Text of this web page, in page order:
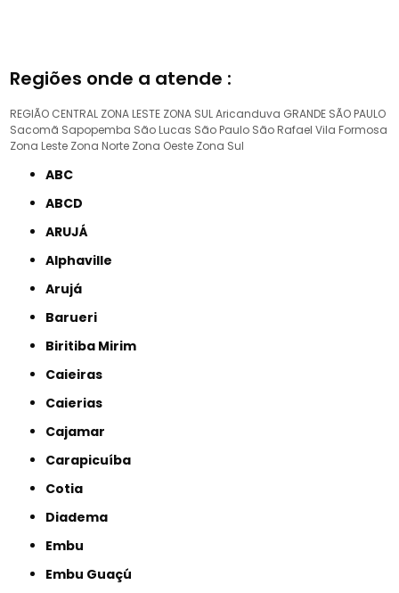
Regiões onde a atende :
REGIÃO CENTRAL ZONA LESTE ZONA SULAricanduva GRANDE SÃO PAULO
Sacomã Sapopemba São Lucas São Paulo São Rafael Vila Formosa
Zona Leste Zona Norte Zona Oeste Zona Sul
ABC
ABCD
ARUJÁ
Alphaville
Arujá
Barueri
Biritiba Mirim
Caieiras
Caierias
Cajamar
Carapicuíba
Cotia
Diadema
Embu
Embu Guaçú